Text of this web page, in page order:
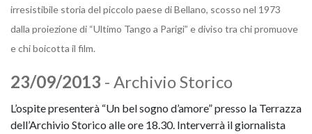
irresistibile storia del piccolo paese di Bellano, scosso nel 1973
dalla proiezione di “Ultimo Tango a Parigi” e diviso tra chi promuove
e chi boicotta il film.
23/09/2013 - Archivio Storico
L’ospite presenterà “Un bel sogno d’amore” presso la Terrazza
dell’Archivio Storico alle ore 18.30. Interverrà il giornalista